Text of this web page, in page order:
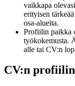
vaikkapa
erityisen
osa-alueita.
Profiilin paikka
työkokemusta.
alle tai CV:n
CV:n